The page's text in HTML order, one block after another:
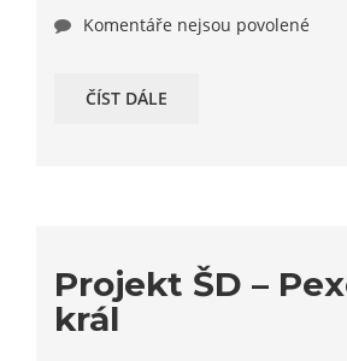
Komentáře nejsou povolené
ČÍST DÁLE
Projekt ŠD –
král